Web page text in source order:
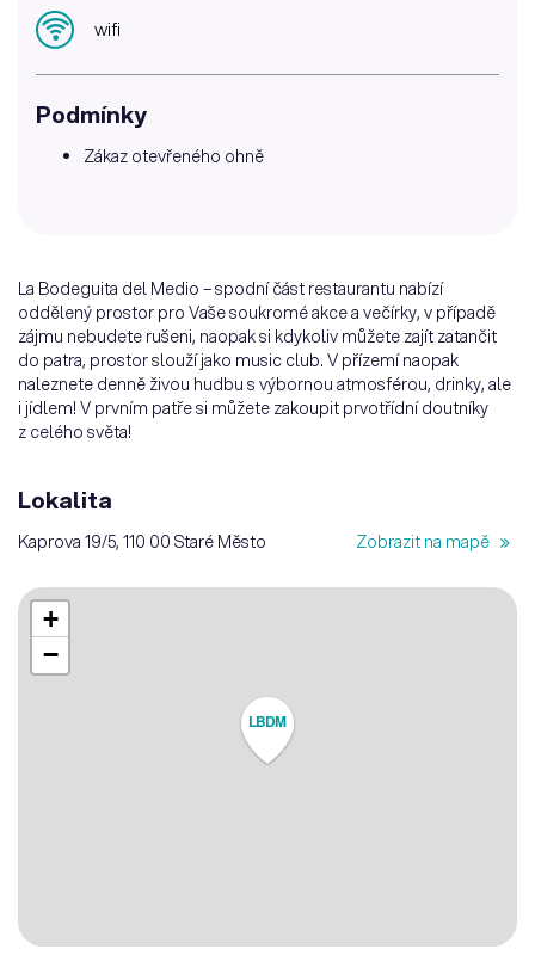
wifi
Podmínky
Zákaz otevřeného ohně
La Bodeguita del Medio – spodní část restaurantu nabízí
oddělený prostor pro Vaše soukromé akce a večírky, v případě
zájmu nebudete rušeni, naopak si kdykoliv můžete zajít zatančit
do patra, prostor slouží jako music club. V přízemí naopak
naleznete denně živou hudbu s výbornou atmosférou, drinky, ale
i jídlem! V prvním patře si můžete zakoupit prvotřídní doutníky
z celého světa!
Lokalita
Kaprova 19/5, 110 00 Staré Město Zobrazit na mapě
LBDM
+
−